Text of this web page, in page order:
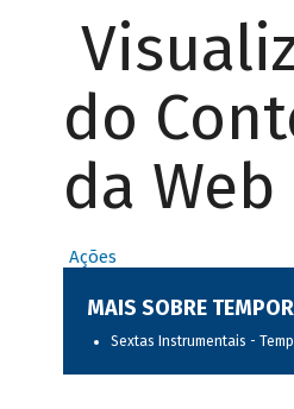
do
da Web
Ações
MAIS SOBRE
Sextas Instrumentais -